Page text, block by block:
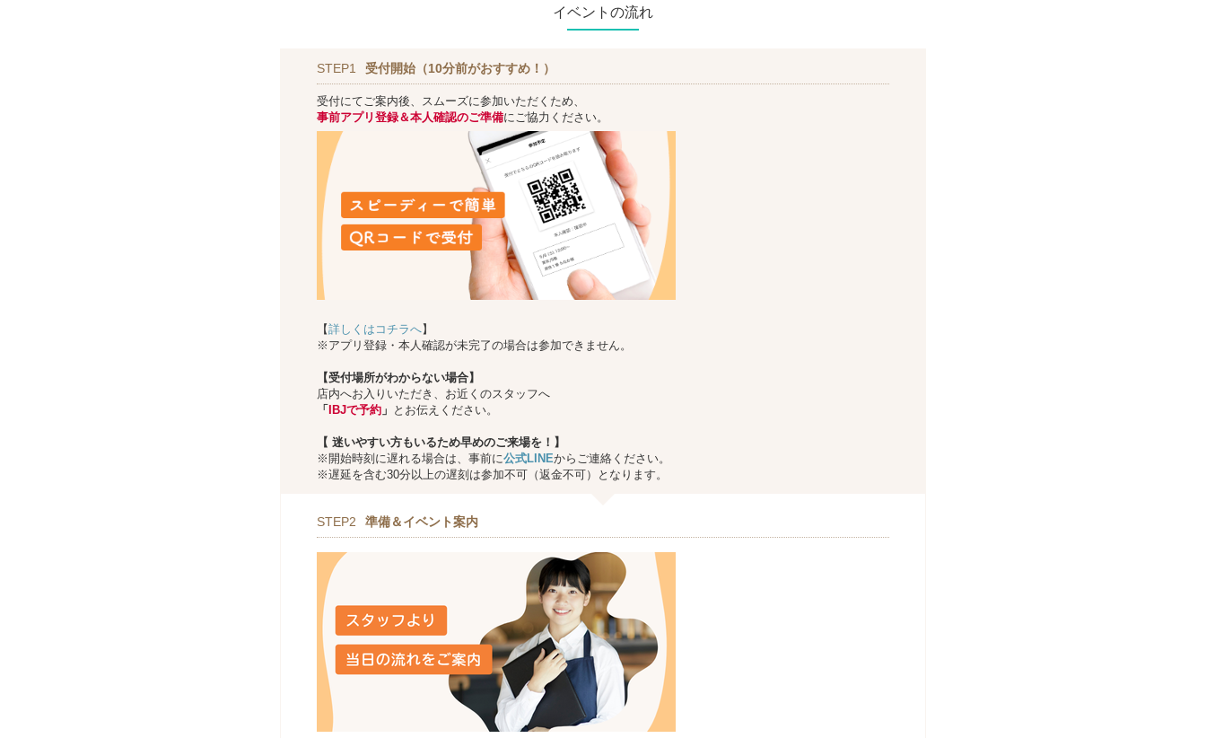
イベントの流れ
STEP1 受付開始（10分前がおすすめ！）
受付にてご案内後、スムーズに参加いただくため、
事前アプリ登録＆本人確認のご準備にご協力ください。
【詳しくはコチラへ】
※アプリ登録・本人確認が未完了の場合は参加できません。
【受付場所がわからない場合】
店内へお入りいただき、お近くのスタッフへ
「
IBJで予約 」 とお伝えください。
【 迷いやすい方もいるため早めのご来場を！】
※開始時刻に遅れる場合は、事前に公式LINEからご連絡ください。
※遅延を含む30分以上の遅刻は参加不可（返金不可）となります。
STEP2 準備＆イベント案内